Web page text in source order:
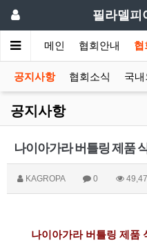
필라델피
메인 협회안내 협
공지사항 협회소식 국
공지사항
나이아가라 버틀링 제품
KAGROPA 0
나이아가라 버틀링 제품